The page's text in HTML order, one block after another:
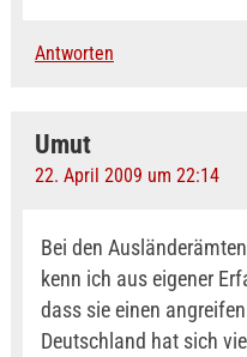
Antworten
Umut
22. April 2009 um 22:14
Bei den
kenn ich aus eigener
dass sie einen
Deutschland hat sich